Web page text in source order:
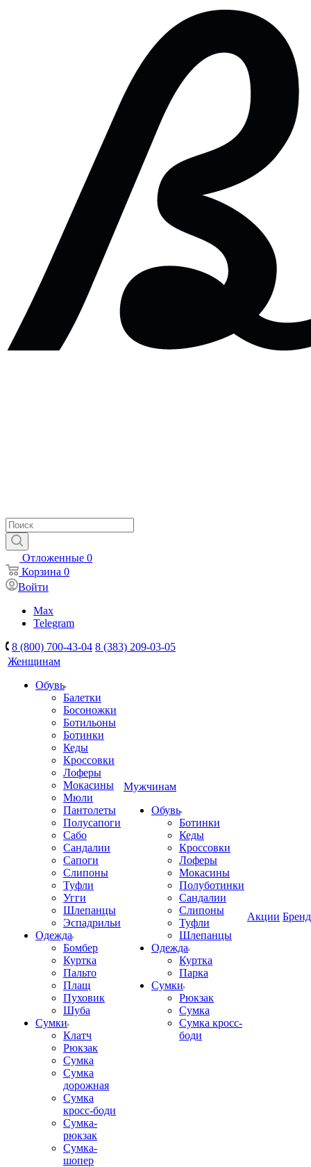
Отложенные 0
Корзина 0
Войти
Max
Telegram
8 (800) 700-43-04 8 (383) 209-03-05
Женщинам
Обувь
Балетки
Босоножки
Ботильоны
Ботинки
Кеды
Кроссовки
Лоферы
Мокасины
Мюли
Пантолеты
Полусапоги
Сабо
Сандалии
Сапоги
Слипоны
Туфли
Угги
Шлепанцы
Эспадрильи
Одежда
Бомбер
Куртка
Пальто
Плащ
Пуховик
Шуба
Сумки
Клатч
Рюкзак
Сумка
Сумка
дорожная
Сумка
кросс-боди
Сумка-
рюкзак
Сумка-
шопер
Мужчинам
Обувь
Ботинки
Кеды
Кроссовки
Лоферы
Мокасины
Полуботинки
Сандалии
Слипоны
Туфли
Шлепанцы
Одежда
Куртка
Парка
Сумки
Рюкзак
Сумка
Сумка кросс-
боди
Акции